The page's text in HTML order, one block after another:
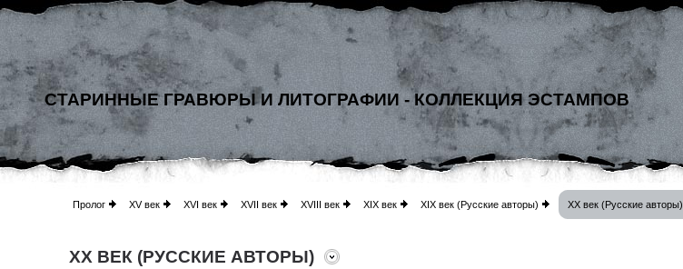
СТАРИННЫЕ ГРАВЮРЫ И ЛИТОГРАФИИ - КОЛЛЕКЦИЯ ЭСТАМПОВ
Пролог XV век XVI век XVII век XVIII век XIX век XIX век (Русские авторы) XX век (Русские авторы)
XX ВЕК (РУССКИЕ АВТОРЫ)